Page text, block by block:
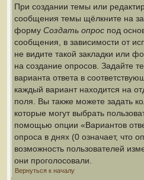
При создании темы или
сообщения темы щёлкните на
форму Создать опрос под
сообщения, в зависимости от
не видите такой закладки или
на создание опросов. Задайте
варианта ответа в
каждый вариант находится на
поля. Вы также можете задать
которые могут выбрать
помощью опции «Вариантов
опроса в днях (0 означает, что
возможность пользователей
они проголосовали.
Вернуться к началу